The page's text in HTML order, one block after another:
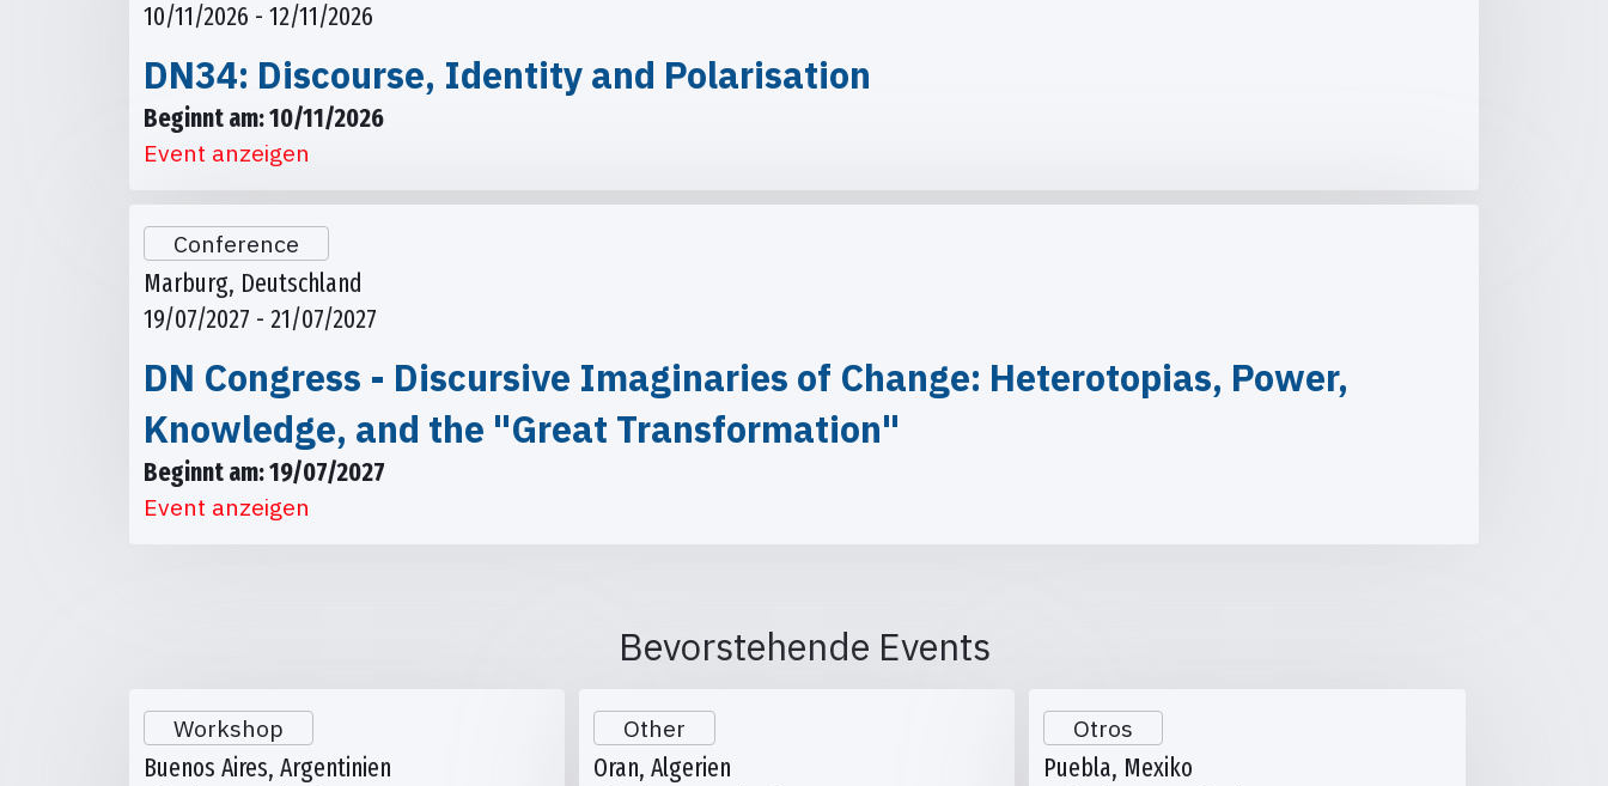
10/11/2026 - 12/11/2026
DN34: Discourse, Identity and Polarisation
Beginnt am: 10/11/2026
Event anzeigen
Conference
Marburg, Deutschland
19/07/2027 - 21/07/2027
DN Congress - Discursive Imaginaries of Change: Heterotopias, Power,
Knowledge, and the "Great Transformation"
Beginnt am: 19/07/2027
Event anzeigen
Bevorstehende Events
Workshop
Buenos Aires, Argentinien
Other
Oran, Algerien
Otros
Puebla, Mexiko